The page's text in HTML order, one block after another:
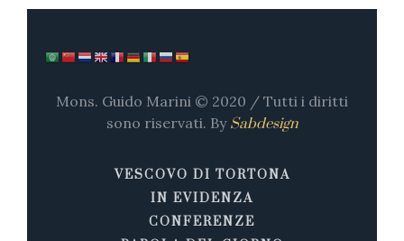
Mons. Guido Marini © 2020 / Tutti i diritti
sono riservati. By Sabdesign
VESCOVO DI TORTONA
IN EVIDENZA
CONFERENZE